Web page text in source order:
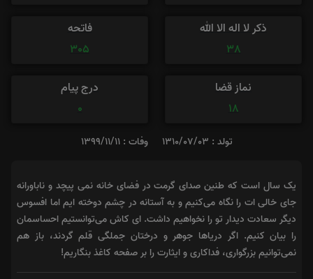
ذکر لا اله الا الله
38
فاتحه
305
نماز قضا
18
درج پیام
0
تولد : 1310/07/03 وفات : 1399/11/11
یک سال است که طنین صدای گرمت در فضای خانه نمی پیچد و ناباورانه
جای خالی ات را نگاه می‌کنیم و به آستانه در چشم دوخته ایم اما افسوس
دیگر سعادت دیدار تو را نخواهیم داشت. ای کاش می‌توانستیم احساسمان
را بیان کنیم. اگر دریاها جوهر و درختان جملگی قلم گردند، باز هم
نمی‌توانیم بزرگواری، فداکاری و ایثارت را بر صفحه کاغذ بنگاریم!